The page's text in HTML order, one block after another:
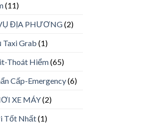
(11)
ĐỊA PHƯƠNG(2)
Taxi Grab (1)
Thoát Hiểm(65)
Cấp-Emergency(6)
XE MÁY(2)
Tốt Nhất(1)